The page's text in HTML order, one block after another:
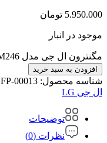
5.950.000 تومان
موجود در انبار
مگنترون ال جی مدل 2M246 درجه 1 فیش پایین عدد
افزودن به سبد خرید
شناسه محصول: FP-00013
ال جی LG
توضیحات
نظرات (0)